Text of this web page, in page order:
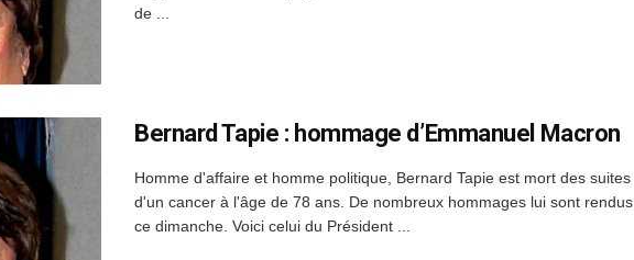
de ...
Bernard Tapie : hommage d’Emmanuel Macron
Homme d'affaire et homme politique, Bernard Tapie est mort des suites
d'un cancer à l'âge de 78 ans. De nombreux hommages lui sont rendus
ce dimanche. Voici celui du Président ...